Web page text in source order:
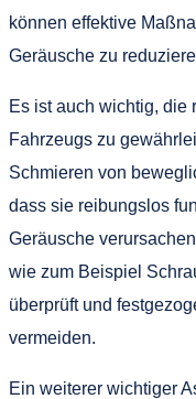
können effektive
Geräusche zu
Es ist auch wichtig, die
Fahrzeugs zu
Schmieren von
dass sie reibungslos
Geräusche
wie zum Beispiel
überprüft und
vermeiden.
Ein weiterer wichtiger